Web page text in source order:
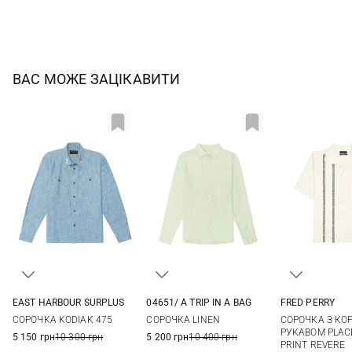
ВАС МОЖЕ ЗАЦІКАВИТИ
EAST HARBOUR SURPLUS
СОРОЧКА KODIAK 475
5 150 грн10 300 грн
04651/ A TRIP IN A BAG
CОРОЧКА LINEN
5 200 грн10 400 грн
FRED PERRY
СОРОЧКА З
РУКАВОМ
PRINT REVERE